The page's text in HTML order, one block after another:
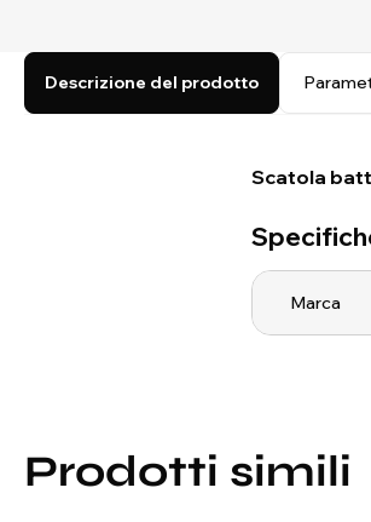
Descrizione del prodotto
Scatola
Marca
Prodotti simili